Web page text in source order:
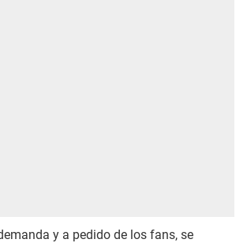
y a pedido de los fans, se